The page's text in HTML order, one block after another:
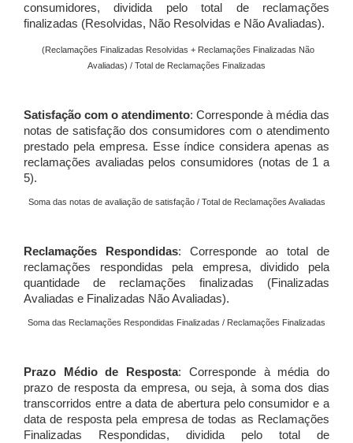
consumidores, dividida pelo total de reclamações
finalizadas (Resolvidas, Não Resolvidas e Não Avaliadas).
(Reclamações Finalizadas Resolvidas + Reclamações Finalizadas Não
Avaliadas) / Total de Reclamações Finalizadas
Satisfação com o atendimento: Corresponde à média das
notas de satisfação dos consumidores com o atendimento
prestado pela empresa. Esse índice considera apenas as
reclamações avaliadas pelos consumidores (notas de 1 a
5).
Soma das notas de avaliação de satisfação / Total de Reclamações Avaliadas
Reclamações Respondidas: Corresponde ao total de
reclamações respondidas pela empresa, dividido pela
quantidade de reclamações finalizadas (Finalizadas
Avaliadas e Finalizadas Não Avaliadas).
Soma das Reclamações Respondidas Finalizadas / Reclamações Finalizadas
Prazo Médio de Resposta: Corresponde à média do
prazo de resposta da empresa, ou seja, à soma dos dias
transcorridos entre a data de abertura pelo consumidor e a
data de resposta pela empresa de todas as Reclamações
Finalizadas Respondidas, dividida pelo total de